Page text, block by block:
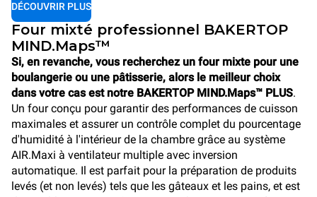
DÉCOUVRIR PLUS
Four mixté professionnel BAKERTOP
MIND.Maps™
Si, en revanche, vous recherchez un four mixte pour une
boulangerie ou une pâtisserie, alors le meilleur choix
dans votre cas est notre BAKERTOP MIND.Maps™ PLUS.
Un four conçu pour garantir des performances de cuisson
maximales et assurer un contrôle complet du pourcentage
d'humidité à l'intérieur de la chambre grâce au système
AIR.Maxi à ventilateur multiple avec inversion
automatique. Il est parfait pour la préparation de produits
levés (et non levés) tels que les gâteaux et les pains, et est